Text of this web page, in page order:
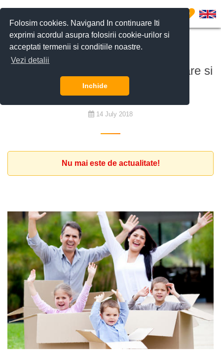
Folosim cookies. Navigand In continuare Iti
exprimi acordul asupra folosirii cookie-urilor si
acceptati termenii si conditiile noastre.
Vezi detalii
Inchide
0
De închiriat
Vila nemobilat cu minim 5 dormitoare si
gradina buget 3.600 euro
14 July 2018
Nu mai este de actualitate!